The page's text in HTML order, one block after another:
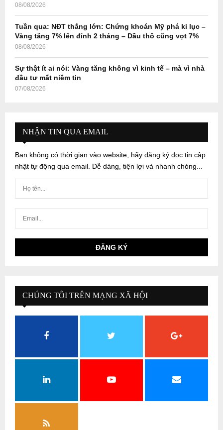
08/08/2026
Tuần qua: NĐT thắng lớn: Chứng khoán Mỹ phá kỉ lục –
Vàng tăng 7% lên đỉnh 2 tháng – Dầu thô cũng vọt 7%
08/08/2026
Sự thật ít ai nói: Vàng tăng không vì kinh tế – mà vì nhà
đầu tư mất niềm tin
07/08/2026
NHẬN TIN QUA EMAIL
Bạn không có thời gian vào website, hãy đăng ký đọc tin cập
nhật tự động qua email. Dễ dàng, tiện lợi và nhanh chóng...
CHÚNG TÔI TRÊN MẠNG XÃ HỘI